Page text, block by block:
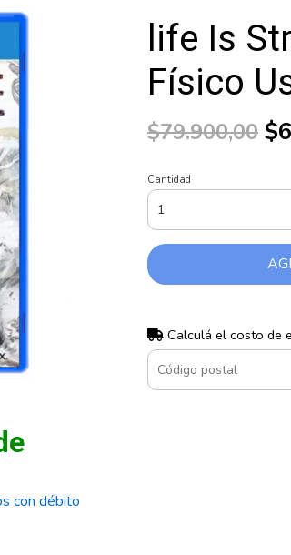
con débito
life Is
Físico
$79.900,00
Cantidad
Calculá el costo de